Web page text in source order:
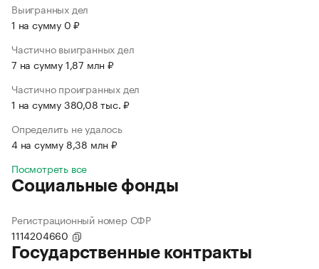
Выигранных дел
1 на сумму 0 ₽
Частично выигранных дел
7 на сумму 1,87 млн ₽
Частично проигранных дел
1 на сумму 380,08 тыс. ₽
Определить не удалось
4 на сумму 8,38 млн ₽
Посмотреть все
Социальные фонды
Регистрационный номер СФР
1114204660
Государственные контракты